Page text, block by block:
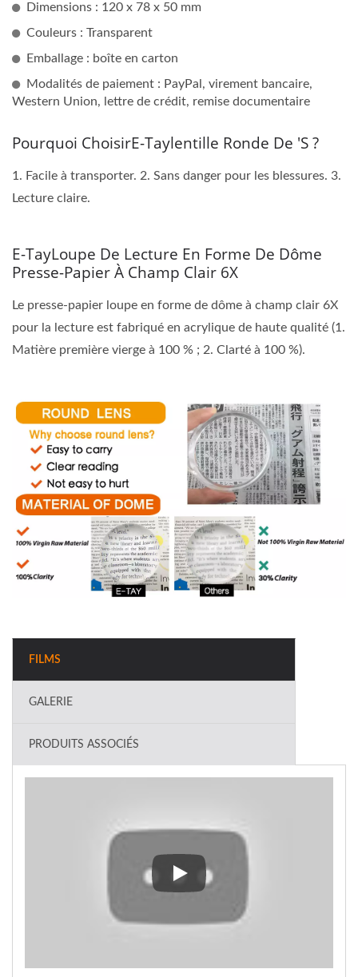
Dimensions : 120 x 78 x 50 mm
Couleurs : Transparent
Emballage : boîte en carton
Modalités de paiement : PayPal, virement bancaire,
Western Union, lettre de crédit, remise documentaire
Pourquoi ChoisirE-Taylentille Ronde De 's ?
1. Facile à transporter. 2. Sans danger pour les blessures. 3.
Lecture claire.
E-TayLoupe De Lecture En Forme De Dôme
Presse-Papier À Champ Clair 6X
Le presse-papier loupe en forme de dôme à champ clair 6X
pour la lecture est fabriqué en acrylique de haute qualité (1.
Matière première vierge à 100 % ; 2. Clarté à 100 %).
FILMS
GALERIE
PRODUITS ASSOCIÉS
Loupe de bureau Dome 6X,